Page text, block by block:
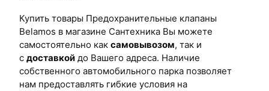
Купить товары Предохранительные клапаны
Belamos в магазине Сантехника Вы можете
самостоятельно как самовывозом, так и
с доставкой до Вашего адреса. Наличие
собственного автомобильного парка позволяет
нам предоставлять гибкие условия на